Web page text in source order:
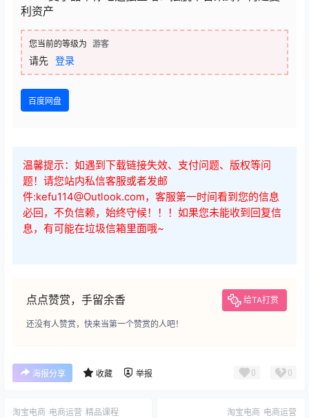
利资产
您当前的等级为 游客
请先 登录
百度网盘
温馨提示：如遇到下载链接失效、支付问题、版权等问
题！请您站内私信客服或者发邮
件:kefu114@Outlook.com，客服第一时间看到您的信息
必回，不负信赖，始终守候！！！如果您未能收到回复信
息，有可能在垃圾信箱里面哦~
点点赞赏，手留余香 给TA打赏
还没有人赞赏，快来当第一个赞赏的人吧！
海报分享 收藏 举报 0 0
淘宝电商 电商运营 精品课程 淘宝电商 电商运营